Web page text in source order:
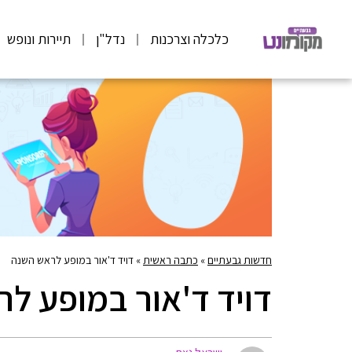
כלכלה וצרכנות נדל"ן תיירות ונופש
חדשות גבעתיים» כתבה ראשית » דויד ד'אור במופע לראש השנה
דויד ד'אור במופע